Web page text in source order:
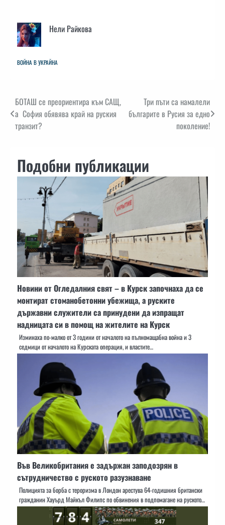
Нели Райкова
ВОЙНА В УКРАЙНА
Навигация
БОТАШ се преориентира към САЩ,
а София обявява край на руския
транзит?
Три пъти са намалели
българите в Русия за едно
поколение!
Подобни публикации
Новини от Огледалния свят – в Курск започнаха да се
монтират стоманобетонни убежища, а руските
държавни служители са принудени да изпращат
надницата си в помощ на жителите на Курск
Изминаха по-малко от 3 години от началото на пълномащабна война и 3
седмици от началото на Курската операция, и властите…
Във Великобритания е задържан заподозрян в
сътрудничество с руското разузнаване
Полицията за борба с тероризма в Лондон арестува 64-годишния британски
гражданин Хауърд Майкъл Филипс по обвинения в подпомагане на руското…